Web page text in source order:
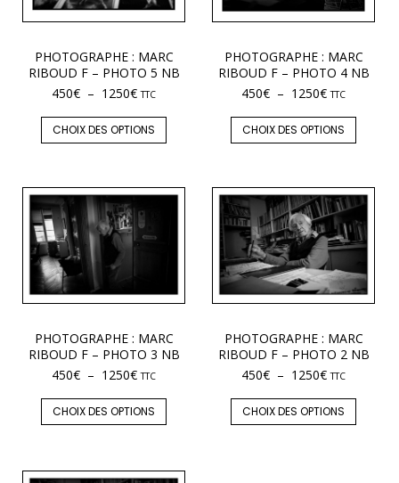
PHOTOGRAPHE : MARC
RIBOUD F – PHOTO 5 NB
450€ – 1250€ TTC
CHOIX DES OPTIONS
PHOTOGRAPHE : MARC
RIBOUD F – PHOTO 4 NB
450€ – 1250€ TTC
CHOIX DES OPTIONS
PHOTOGRAPHE : MARC
RIBOUD F – PHOTO 3 NB
450€ – 1250€ TTC
CHOIX DES OPTIONS
PHOTOGRAPHE : MARC
RIBOUD F – PHOTO 2 NB
450€ – 1250€ TTC
CHOIX DES OPTIONS